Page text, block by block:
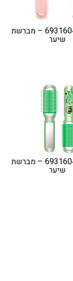
6931604364479 – מברשת
שיער
6931604304444 – מברשת
שיער